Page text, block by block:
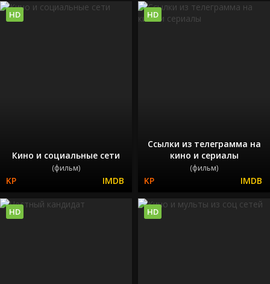
Кино и социальные сети
(фильм)
HD
Ссылки из телеграмма на
кино и сериалы
(фильм)
HD
HD HD